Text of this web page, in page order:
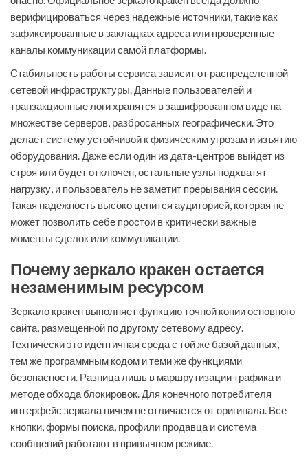
верифицироваться через надежные источники, такие как
зафиксированные в закладках адреса или проверенные
каналы коммуникации самой платформы.
Стабильность работы сервиса зависит от распределенной
сетевой инфраструктуры. Данные пользователей и
транзакционные логи хранятся в зашифрованном виде на
множестве серверов, разбросанных географически. Это
делает систему устойчивой к физическим угрозам и изъятию
оборудования. Даже если один из дата-центров выйдет из
строя или будет отключен, остальные узлы подхватят
нагрузку, и пользователь не заметит прерывания сессии.
Такая надежность высоко ценится аудиторией, которая не
может позволить себе простои в критически важные
моменты сделок или коммуникации.
Почему зеркало кракен остается
незаменимым ресурсом
Зеркало кракен выполняет функцию точной копии основного
сайта, размещенной по другому сетевому адресу.
Технически это идентичная среда с той же базой данных,
тем же программным кодом и теми же функциями
безопасности. Разница лишь в маршрутизации трафика и
методе обхода блокировок. Для конечного потребителя
интерфейс зеркала ничем не отличается от оригинала. Все
кнопки, формы поиска, профили продавца и система
сообщений работают в привычном режиме.